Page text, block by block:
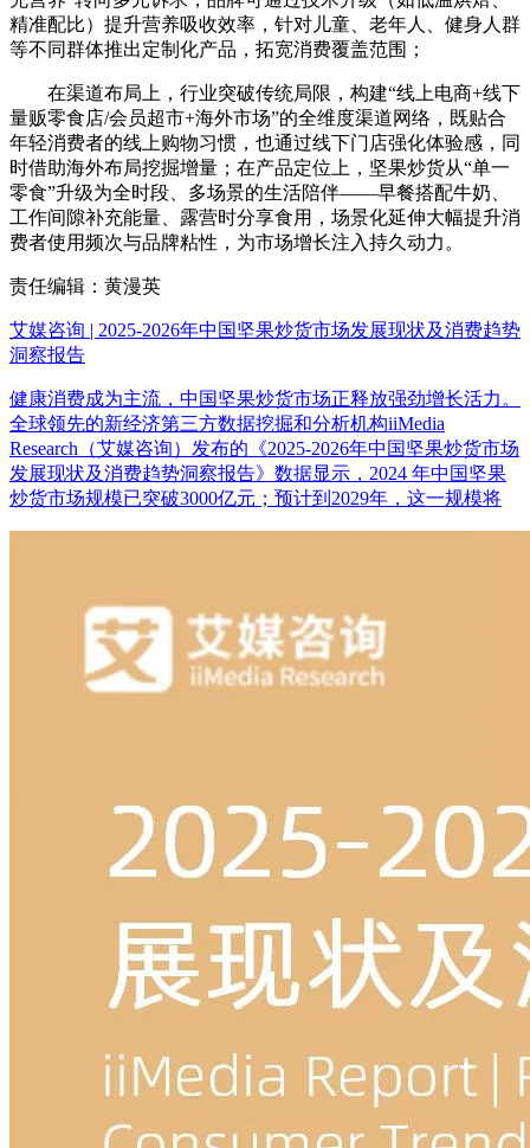
精准配比）提升营养吸收效率，针对儿童、老年人、健身人群
等不同群体推出定制化产品，拓宽消费覆盖范围；
在渠道布局上，行业突破传统局限，构建“线上电商+线下
量贩零食店/会员超市+海外市场”的全维度渠道网络，既贴合
年轻消费者的线上购物习惯，也通过线下门店强化体验感，同
时借助海外布局挖掘增量；在产品定位上，坚果炒货从“单一
零食”升级为全时段、多场景的生活陪伴——早餐搭配牛奶、
工作间隙补充能量、露营时分享食用，场景化延伸大幅提升消
费者使用频次与品牌粘性，为市场增长注入持久动力。
责任编辑：黄漫英
艾媒咨询 | 2025-2026年中国坚果炒货市场发展现状及消费趋势
洞察报告
健康消费成为主流，中国坚果炒货市场正释放强劲增长活力。
全球领先的新经济第三方数据挖掘和分析机构iiMedia
Research（艾媒咨询）发布的《2025-2026年中国坚果炒货市场
发展现状及消费趋势洞察报告》数据显示，2024 年中国坚果
炒货市场规模已突破3000亿元；预计到2029年，这一规模将